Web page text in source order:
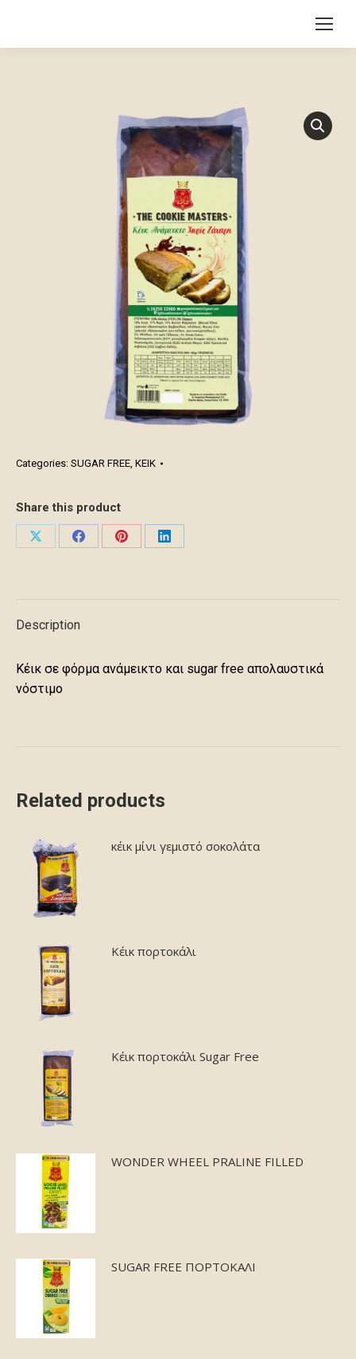
Categories: SUGAR FREE, ΚΕΙΚ
Share this product
Share
Share
Share
Share
Description
Κέικ σε φόρμα ανάμεικτο και sugar free απολαυστικά
νόστιμο
Related products
κέικ μίνι γεμιστό σοκολάτα
Κέικ πορτοκάλι
Κέικ πορτοκάλι Sugar Free
WONDER WHEEL PRALINE FILLED
SUGAR FREE ΠΟΡΤΟΚΑΛΙ